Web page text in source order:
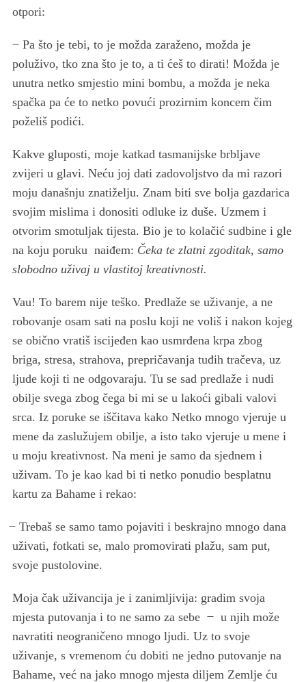
otpori:
̶ Pa što je tebi, to je možda zaraženo, možda je
poluživo, tko zna što je to, a ti ćeš to dirati! Možda je
unutra netko smjestio mini bombu, a možda je neka
spačka pa će to netko povući prozirnim koncem čim
poželiš podići.
Kakve gluposti, moje katkad tasmanijske brbljave
zvijeri u glavi. Neću joj dati zadovoljstvo da mi razori
moju današnju znatiželju. Znam biti sve bolja gazdarica
svojim mislima i donositi odluke iz duše. Uzmem i
otvorim smotuljak tijesta. Bio je to kolačić sudbine i gle
na koju poruku naiđem: Čeka te zlatni zgoditak, samo
slobodno uživaj u vlastitoj kreativnosti.
Vau! To barem nije teško. Predlaže se uživanje, a ne
robovanje osam sati na poslu koji ne voliš i nakon kojeg
se obično vratiš iscijeđen kao usmrđena krpa zbog
briga, stresa, strahova, prepričavanja tuđih tračeva, uz
ljude koji ti ne odgovaraju. Tu se sad predlaže i nudi
obilje svega zbog čega bi mi se u lakoći gibali valovi
srca. Iz poruke se iščitava kako Netko mnogo vjeruje u
mene da zaslužujem obilje, a isto tako vjeruje u mene i
u moju kreativnost. Na meni je samo da sjednem i
uživam. To je kao kad bi ti netko ponudio besplatnu
kartu za Bahame i rekao:
̶ Trebaš se samo tamo pojaviti i beskrajno mnogo dana
uživati, fotkati se, malo promovirati plažu, sam put,
svoje pustolovine.
Moja čak uživancija je i zanimljivija: gradim svoja
mjesta putovanja i to ne samo za sebe ̶ u njih može
navratiti neograničeno mnogo ljudi. Uz to svoje
uživanje, s vremenom ću dobiti ne jedno putovanje na
Bahame, već na jako mnogo mjesta diljem Zemlje ću